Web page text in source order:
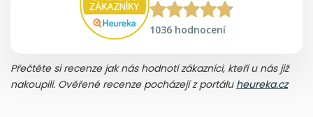
1036 hodnocení
Přečtěte si recenze jak nás hodnotí zákazníci, kteří u nás již
nakoupili. Ověřené recenze pocházejí z portálu heureka.cz